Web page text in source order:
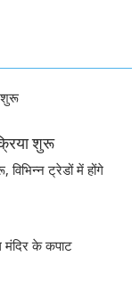
शुरू
ट्रेडों में होंगे